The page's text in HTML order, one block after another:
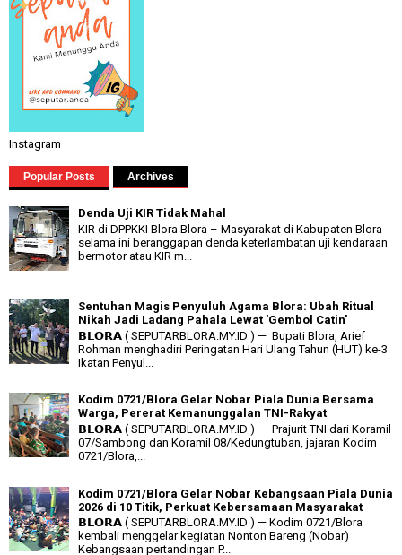
Instagram
Popular Posts Archives
Denda Uji KIR Tidak Mahal
KIR di DPPKKI Blora Blora – Masyarakat di Kabupaten Blora
selama ini beranggapan denda keterlambatan uji kendaraan
bermotor atau KIR m...
Sentuhan Magis Penyuluh Agama Blora: Ubah Ritual
Nikah Jadi Ladang Pahala Lewat 'Gembol Catin'
𝗕𝗟𝗢𝗥𝗔 ( SEPUTARBLORA.MY.ID ) — Bupati Blora, Arief
Rohman menghadiri Peringatan Hari Ulang Tahun (HUT) ke-3
Ikatan Penyul...
Kodim 0721/Blora Gelar Nobar Piala Dunia Bersama
Warga, Pererat Kemanunggalan TNI-Rakyat
𝗕𝗟𝗢𝗥𝗔 ( SEPUTARBLORA.MY.ID ) — Prajurit TNI dari Koramil
07/Sambong dan Koramil 08/Kedungtuban, jajaran Kodim
0721/Blora,...
Kodim 0721/Blora Gelar Nobar Kebangsaan Piala Dunia
2026 di 10 Titik, Perkuat Kebersamaan Masyarakat
𝗕𝗟𝗢𝗥𝗔 ( SEPUTARBLORA.MY.ID ) — Kodim 0721/Blora
kembali menggelar kegiatan Nonton Bareng (Nobar)
Kebangsaan pertandingan P...